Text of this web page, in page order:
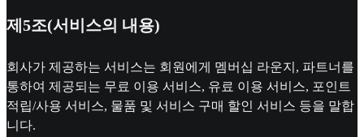
제5조(서비스의 내용)
회사가 제공하는 서비스는 회원에게 멤버십 라운지, 파트너를
통하여 제공되는 무료 이용 서비스, 유료 이용 서비스, 포인트
적립/사용 서비스, 물품 및 서비스 구매 할인 서비스 등을 말합
니다.